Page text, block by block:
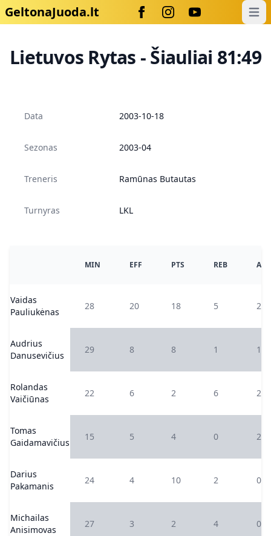
GeltonaJuoda.lt
Lietuvos Rytas - Šiauliai 81:49
Data 2003-10-18
Sezonas 2003-04
Treneris Ramūnas Butautas
Turnyras LKL
MIN EFF PTS REB AS
Vaidas
Pauliukėnas
28 20 18 5 2
Audrius
Danusevičius
29 8 8 1 1
Rolandas
Vaičiūnas
22 6 2 6 2
Tomas
Gaidamavičius
15 5 4 0 2
Darius
Pakamanis
24 4 10 2 0
Michailas
Anisimovas
27 3 2 4 0